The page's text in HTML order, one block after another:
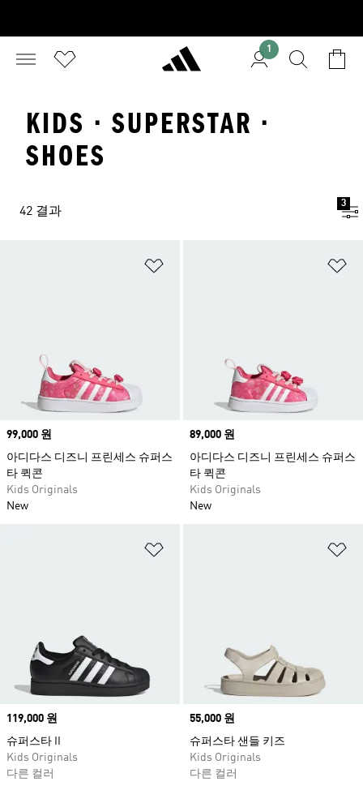
1
KIDS · SUPERSTAR ·
SHOES
42 결과
3
Price
99,000 원
아디다스 디즈니 프린세스 슈퍼스
타 퀵콘
Kids Originals
New
Price
89,000 원
아디다스 디즈니 프린세스 슈퍼스
타 퀵콘
Kids Originals
New
Price
119,000 원
슈퍼스타 II
Kids Originals
다른 컬러
Price
55,000 원
슈퍼스타 샌들 키즈
Kids Originals
다른 컬러